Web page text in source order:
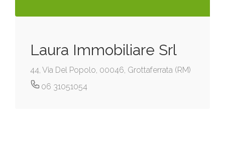
Laura Immobiliare Srl
44, Via Del Popolo, 00046, Grottaferrata (RM)
06 31051054